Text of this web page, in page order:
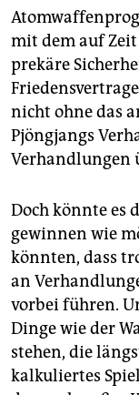
mit dem auf
prekäre
nicht ohne das
Pjöngjangs
Verhandlungen
Doch könnte es
gewinnen wie
könnten, dass
an
vorbei führen.
Dinge wie der
stehen, die
kalkuliertes